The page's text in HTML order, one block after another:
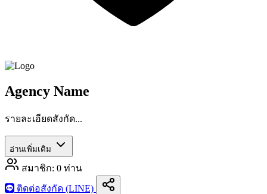
Agency Name
รายละเอียดสังกัด...
อ่านเพิ่มเติม
สมาชิก: 0 ท่าน
ติดต่อสังกัด (LINE)